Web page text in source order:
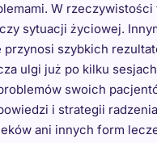
W
sytuacji życiowej.
przynosi szybkich
ulgi już po kilku
swoich
i strategii
ani innych form